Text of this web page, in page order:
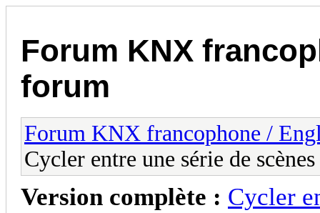
Forum KNX
forum
Forum KNX francophone /
Cycler entre une série de scènes
Version complète : Cycler